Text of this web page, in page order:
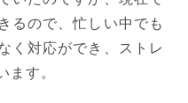
るので、忙しい中でも
く対応ができ、ストレ
ます。